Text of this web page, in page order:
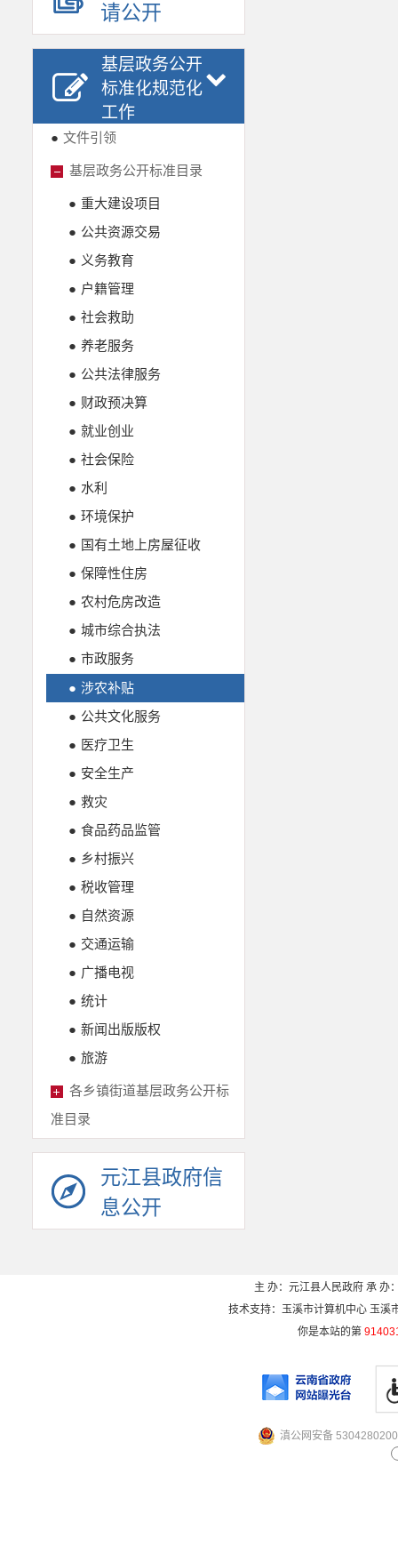
请公开
基层政务公开
标准化规范化
工作
● 文件引领
基层政务公开标准目录
● 重大建设项目
● 公共资源交易
● 义务教育
● 户籍管理
● 社会救助
● 养老服务
● 公共法律服务
● 财政预决算
● 就业创业
● 社会保险
● 水利
● 环境保护
● 国有土地上房屋征收
● 保障性住房
● 农村危房改造
● 城市综合执法
● 市政服务
● 涉农补贴
● 公共文化服务
● 医疗卫生
● 安全生产
● 救灾
● 食品药品监管
● 乡村振兴
● 税收管理
● 自然资源
● 交通运输
● 广播电视
● 统计
● 新闻出版版权
● 旅游
各乡镇街道基层政务公开标
准目录
元江县政府信
息公开
主 办：元江县人民政府 承 办
技术支持：玉溪市计算机中心 玉
你是本站的第
滇公网安备